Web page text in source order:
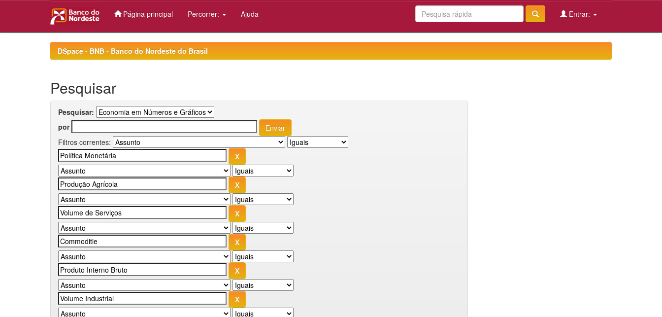
Página principal Percorrer: Ajuda Entrar:
DSpace - BNB - Banco do Nordeste do Brasil
Pesquisar
Pesquisar:
por
Filtros correntes: